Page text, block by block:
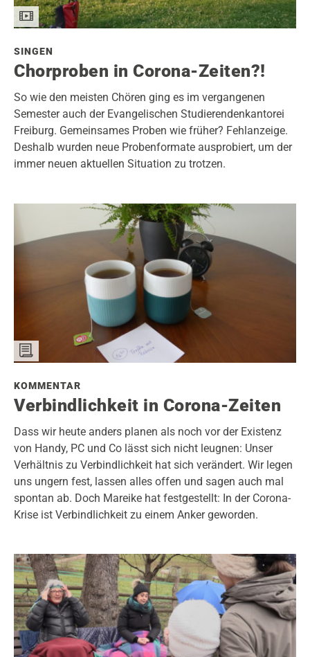
SINGEN
Chorproben in Corona-Zeiten?!
So wie den meisten Chören ging es im vergangenen
Semester auch der Evangelischen Studierendenkantorei
Freiburg. Gemeinsames Proben wie früher? Fehlanzeige.
Deshalb wurden neue Probenformate ausprobiert, um der
immer neuen aktuellen Situation zu trotzen.
KOMMENTAR
Verbindlichkeit in Corona-Zeiten
Dass wir heute anders planen als noch vor der Existenz
von Handy, PC und Co lässt sich nicht leugnen: Unser
Verhältnis zu Verbindlichkeit hat sich verändert. Wir legen
uns ungern fest, lassen alles offen und sagen auch mal
spontan ab. Doch Mareike hat festgestellt: In der Corona-
Krise ist Verbindlichkeit zu einem Anker geworden.